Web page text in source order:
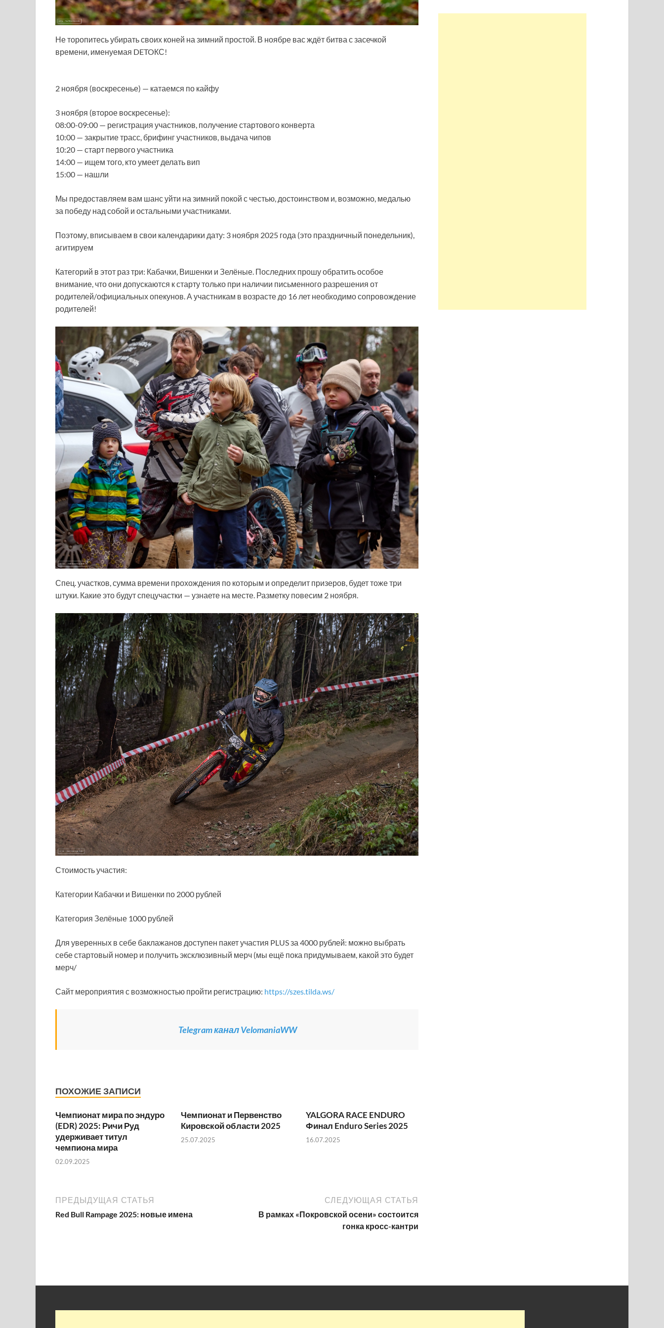
Не торопитесь убирать своих коней на зимний простой. В ноябре вас ждёт битва с засечкой
времени, именуемая DETOКС!
2 ноября (воскресенье) — катаемся по кайфу
3 ноября (второе воскресенье):
08:00-09:00 — регистрация участников, получение стартового конверта
10:00 — закрытие трасс, брифинг участников, выдача чипов
10:20 — старт первого участника
14:00 — ищем того, кто умеет делать вип
15:00 — нашли
Мы предоставляем вам шанс уйти на зимний покой с честью, достоинством и, возможно, медалью
за победу над собой и остальными участниками.
Поэтому, вписываем в свои календарики дату: 3 ноября 2025 года (это праздничный понедельник),
агитируем
Категорий в этот раз три: Кабачки, Вишенки и Зелёные. Последних прошу обратить особое
внимание, что они допускаются к старту только при наличии письменного разрешения от
родителей/официальных опекунов. А участникам в возрасте до 16 лет необходимо сопровождение
родителей!
Спец. участков, сумма времени прохождения по которым и определит призеров, будет тоже три
штуки. Какие это будут спецучастки — узнаете на месте. Разметку повесим 2 ноября.
Стоимость участия:
Категории Кабачки и Вишенки по 2000 рублей
Категория Зелёные 1000 рублей
Для уверенных в себе баклажанов доступен пакет участия PLUS за 4000 рублей: можно выбрать
себе стартовый номер и получить эксклюзивный мерч (мы ещё пока придумываем, какой это будет
мерч/
Сайт мероприятия с возможностью пройти регистрацию: https://szes.tilda.ws/
Telegram канал VelomaniaWW
ПОХОЖИЕ ЗАПИСИ
Чемпионат мира по эндуро
(EDR) 2025: Ричи Руд
удерживает титул
чемпиона мира
02.09.2025
Чемпионат и Первенство
Кировской области 2025
25.07.2025
YALGORA RACE ENDURO
Финал Enduro Series 2025
16.07.2025
ПРЕДЫДУЩАЯ СТАТЬЯ
Red Bull Rampage 2025: новые имена
СЛЕДУЮЩАЯ СТАТЬЯ
В рамках «Покровской осени» состоится
гонка кросс-кантри